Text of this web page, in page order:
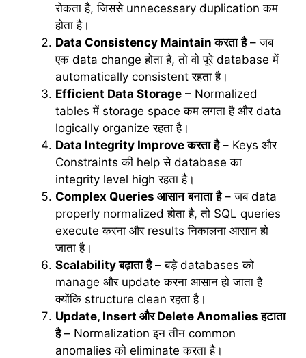
रोकता है, जिससे unnecessary duplication कम
होता है।
Data Consistency Maintainकरता है– जब
एक data change होता है, तो वो पूरे database में
automatically consistent रहता है।
Efficient Data Storage – Normalized
tables में storage space कम लगता है और data
logically organize रहता है।
Data Integrity Improveकरता है– Keys और
Constraints की help से database का
integrity level high रहता है।
Complex Queries आसान बनाता है– जब data
properly normalized होता है, तो SQL queries
execute करना और results निकालना आसान हो
जाता है।
Scalabilityबढ़ाता है– बड़े databases को
manage और update करना आसान हो जाता है
क्योंकि structure clean रहता है।
Update, Insert औरDelete Anomaliesहटाता
है– Normalization इन तीन common
anomalies को eliminate करता है।